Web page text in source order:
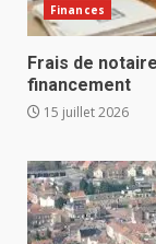
Finances
Frais de
financement
15 juillet 2026